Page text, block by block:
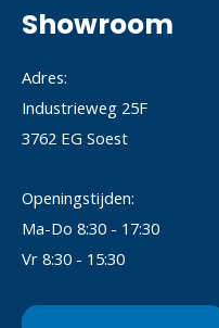
Showroom
Adres:
Industrieweg 25F
3762 EG Soest
Openingstijden:
Ma-Do 8:30 - 17:30
Vr 8:30 - 15:30